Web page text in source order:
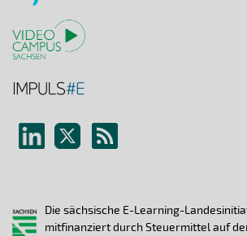
Die sächsische E-Learning-
mitfinanziert durch Steuermittel auf